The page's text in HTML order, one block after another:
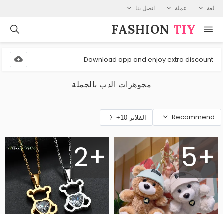
لغة عملة اتصل بنا
FASHION⁠ TIY
Download app and enjoy extra discount
مجوهرات الدب بالجملة
Recommend الفلاتر 10+
5+
2+